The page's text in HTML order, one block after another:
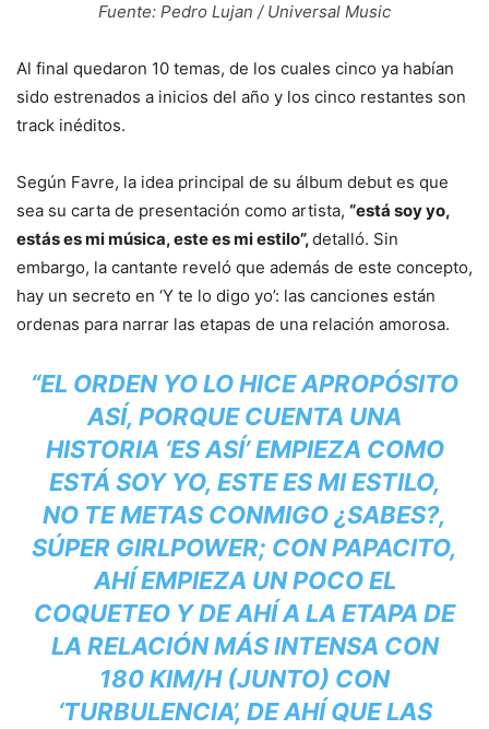
Fuente: Pedro Lujan / Universal Music
Al final quedaron 10 temas, de los cuales cinco ya habían
sido estrenados a inicios del año y los cinco restantes son
track inéditos.
Según Favre, la idea principal de su álbum debut es que
sea su carta de presentación como artista, “está soy yo,
estás es mi música, este es mi estilo”,detalló. Sin
embargo, la cantante reveló que además de este concepto,
hay un secreto en ‘Y te lo digo yo’: las canciones están
ordenas para narrar las etapas de una relación amorosa.
“EL ORDEN YO LO HICE APROPÓSITO
ASÍ, PORQUE CUENTA UNA
HISTORIA ‘ES ASÍ’ EMPIEZA COMO
ESTÁ SOY YO, ESTE ES MI ESTILO,
NO TE METAS CONMIGO ¿SABES?,
SÚPER GIRLPOWER; CON PAPACITO,
AHÍ EMPIEZA UN POCO EL
COQUETEO Y DE AHÍ A LA ETAPA DE
LA RELACIÓN MÁS INTENSA CON
180 KIM/H (JUNTO) CON
‘TURBULENCIA’, DE AHÍ QUE LAS